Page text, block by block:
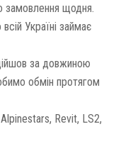
замовлення щодня.
всій Україні займає
за довжиною
обмін протягом
Revit, LS2,